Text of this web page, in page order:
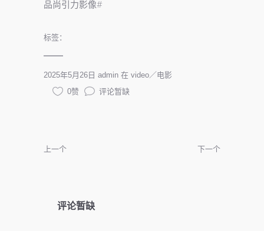
品尚引力影像#
标签：
2025年5月26日 admin 在 video／电影
0赞
评论暂缺
上一个 下一个
评论暂缺